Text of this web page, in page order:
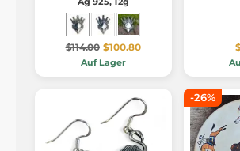
$114.00 $100.80
Auf Lager
-26%